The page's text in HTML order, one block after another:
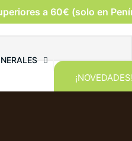
a 60€ (solo en
¡NOVEDADES!